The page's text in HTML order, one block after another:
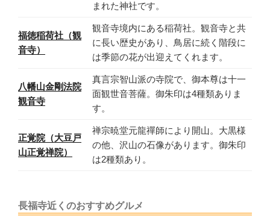
まれた神社です。
福徳稲荷社（観
音寺）
観音寺境内にある稲荷社。観音寺と共
に長い歴史があり、鳥居に続く階段に
は季節の花が出迎えてくれます。
八幡山金剛法院
観音寺
真言宗智山派の寺院で、御本尊は十一
面観世音菩薩。御朱印は4種類ありま
す。
正覚院（大豆戸
山正覚禅院）
禅宗暁堂元龍禪師により開山。大黒様
の他、沢山の石像があります。御朱印
は2種類あり。
長福寺近くのおすすめグルメ